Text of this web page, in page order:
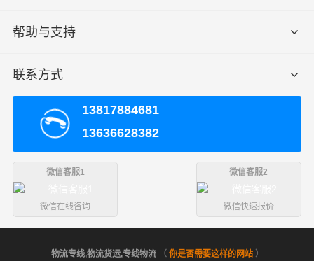
帮助与支持
联系方式
13817884681
13636628382
微信客服1
微信在线咨询
微信客服2
微信快速报价
物流专线,物流货运,专线物流（ 你是否需要这样的网站）